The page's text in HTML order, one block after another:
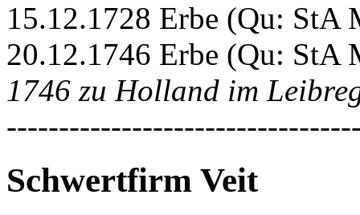
15.12.1728 Erbe (Qu: StA
20.12.1746 Erbe (Qu: StA
1746 zu Holland im
Schwertfirm Veit